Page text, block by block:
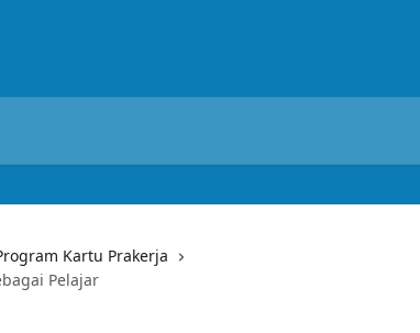
Kartu Prakerja
Pelajar